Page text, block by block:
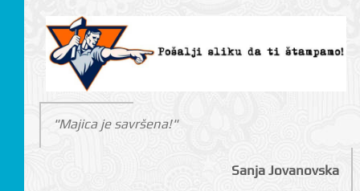
"Majica je savršena!"
Sanja Jovanovska